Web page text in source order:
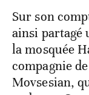
Sur son
ainsi partagé
la mosquée
compagnie
Movsesian,